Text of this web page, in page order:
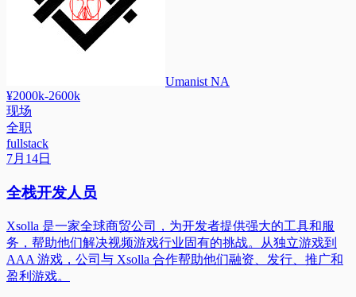
Umanist NA
¥2000k-2600k
现场
全职
fullstack
7月14日
全栈开发人员
Xsolla 是一家全球商贸公司，为开发者提供强大的工具和服
务，帮助他们解决视频游戏行业固有的挑战。从独立游戏到
AAA 游戏，公司与 Xsolla 合作帮助他们融资、发行、推广和
盈利游戏。